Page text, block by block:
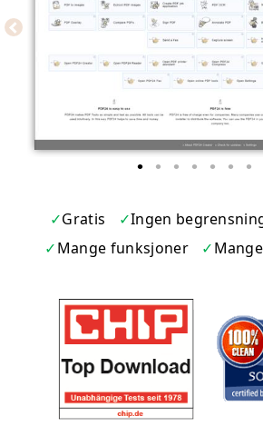
Gratis Ingen
Mange funksjoner